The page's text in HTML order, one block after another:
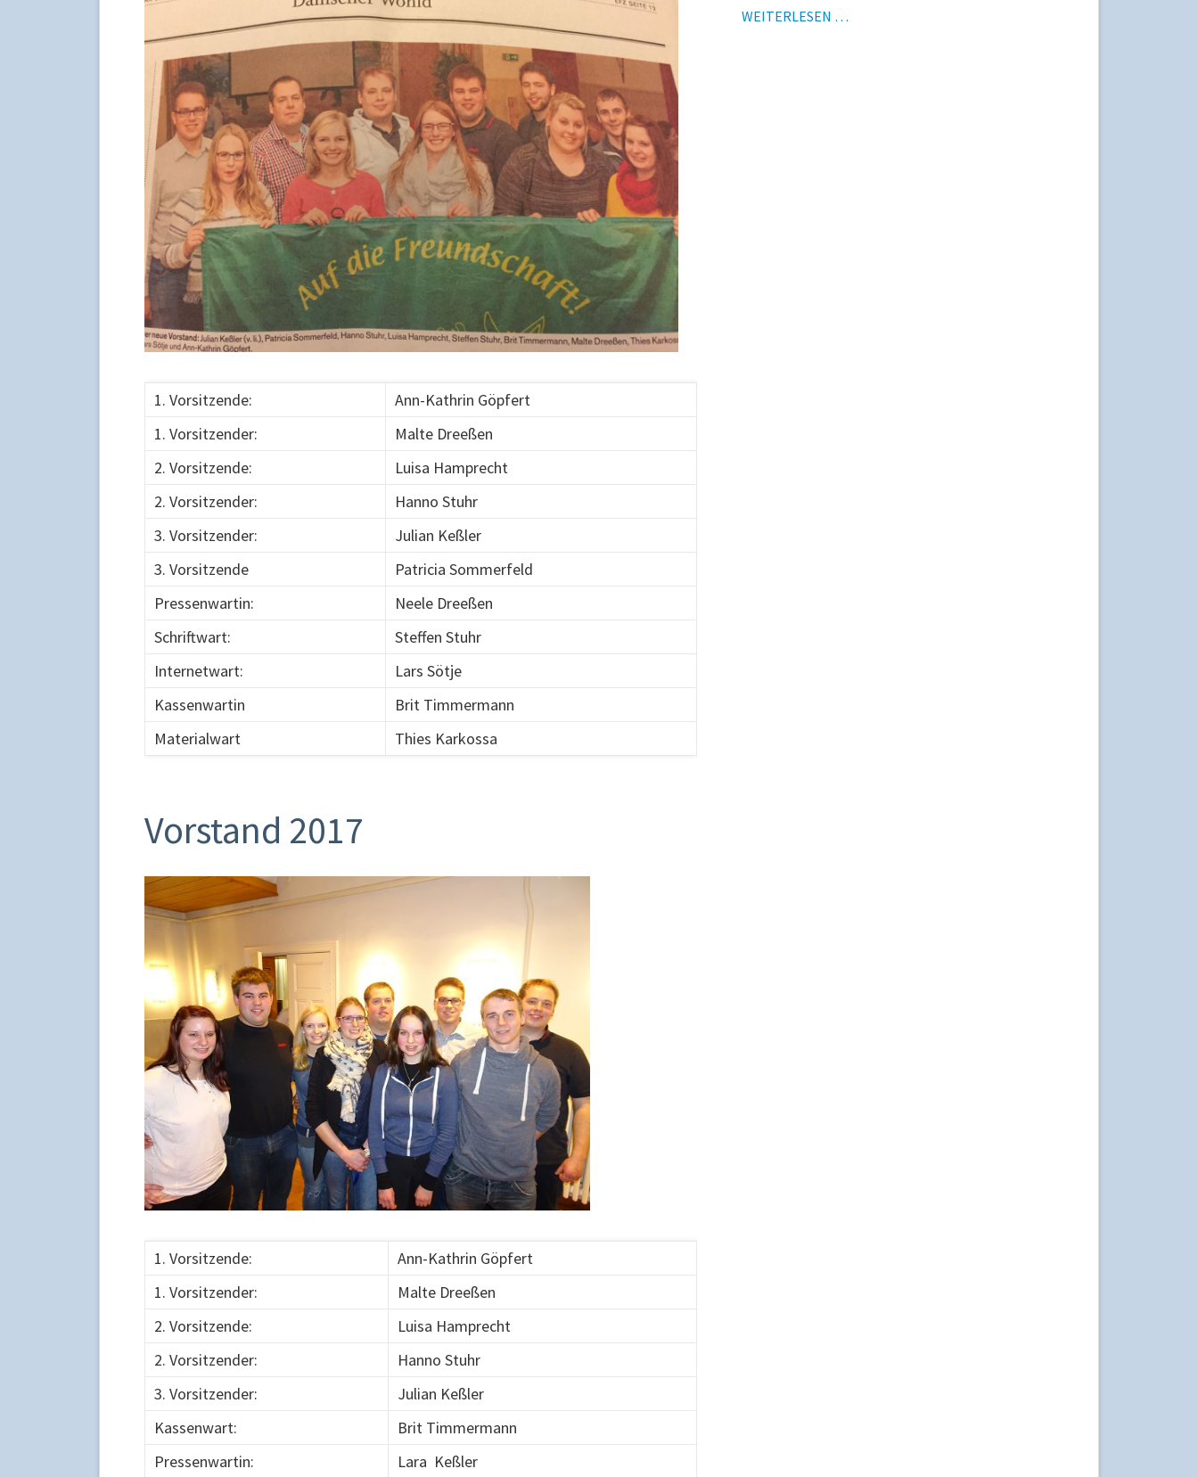
1. Vorsitzende:
Ann-Kathrin Göpfert
1. Vorsitzender:
Malte Dreeßen
2. Vorsitzende:
Luisa Hamprecht
2. Vorsitzender:
Hanno Stuhr
3. Vorsitzender:
Julian Keßler
3. Vorsitzende
Patricia Sommerfeld
Pressenwartin:
Neele Dreeßen
Schriftwart:
Steffen Stuhr
Internetwart:
Lars Sötje
Kassenwartin
Brit Timmermann
Materialwart
Thies Karkossa
Vorstand 2017
1. Vorsitzende:
Ann-Kathrin Göpfert
1. Vorsitzender:
Malte Dreeßen
2. Vorsitzende:
Luisa Hamprecht
2. Vorsitzender:
Hanno Stuhr
3. Vorsitzender:
Julian Keßler
Kassenwart:
Brit Timmermann
Pressenwartin:
Lara Keßler
WEITERLESEN …